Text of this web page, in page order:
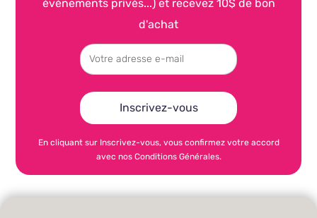
événements privés...) et recevez 10$ de bon
d'achat
En cliquant sur Inscrivez-vous, vous confirmez votre accord
avec nos Conditions Générales.